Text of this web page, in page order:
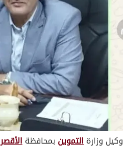
وكيل وزارةالتموين بمحافظةالأقصر